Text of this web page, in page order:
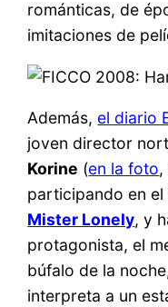
románticas, de
imitaciones de
Además, el diario
joven director
Korine (en la foto
participando en
Mister Lonely, y
protagonista, el
búfalo de la
interpreta a un